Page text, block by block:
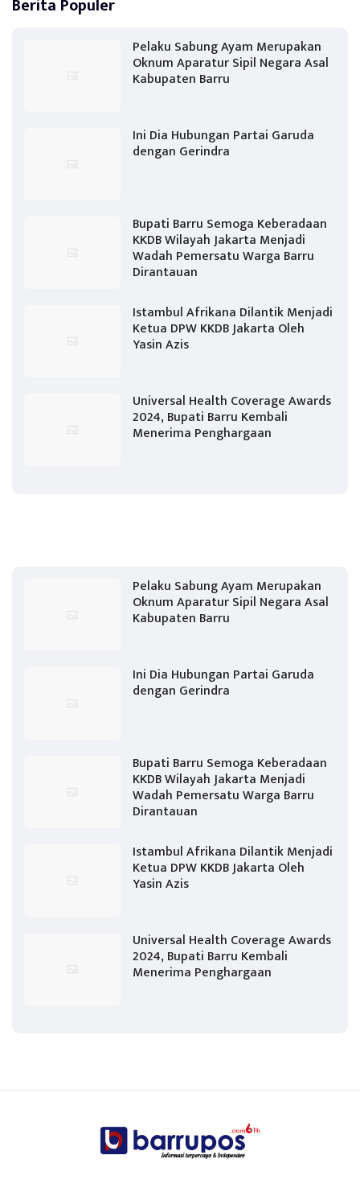
Berita Populer
Pelaku Sabung Ayam Merupakan
Oknum Aparatur Sipil Negara Asal
Kabupaten Barru
Ini Dia Hubungan Partai Garuda
dengan Gerindra
Bupati Barru Semoga Keberadaan
KKDB Wilayah Jakarta Menjadi
Wadah Pemersatu Warga Barru
Dirantauan
Istambul Afrikana Dilantik Menjadi
Ketua DPW KKDB Jakarta Oleh
Yasin Azis
Universal Health Coverage Awards
2024, Bupati Barru Kembali
Menerima Penghargaan
Pelaku Sabung Ayam Merupakan
Oknum Aparatur Sipil Negara Asal
Kabupaten Barru
Ini Dia Hubungan Partai Garuda
dengan Gerindra
Bupati Barru Semoga Keberadaan
KKDB Wilayah Jakarta Menjadi
Wadah Pemersatu Warga Barru
Dirantauan
Istambul Afrikana Dilantik Menjadi
Ketua DPW KKDB Jakarta Oleh
Yasin Azis
Universal Health Coverage Awards
2024, Bupati Barru Kembali
Menerima Penghargaan